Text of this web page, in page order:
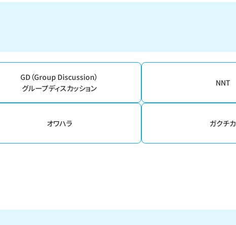
GD（Group Discussion）
グループディスカッション
NNT
オワハラ ガクチカ